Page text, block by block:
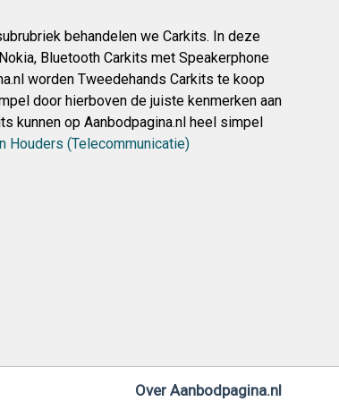
behandelen we Carkits. In deze
Bluetooth Carkits met Speakerphone
worden Tweedehands Carkits te koop
door hierboven de juiste kenmerken aan
kunnen op Aanbodpagina.nl heel simpel
Houders (Telecommunicatie)
Over Aanbodpagina.nl